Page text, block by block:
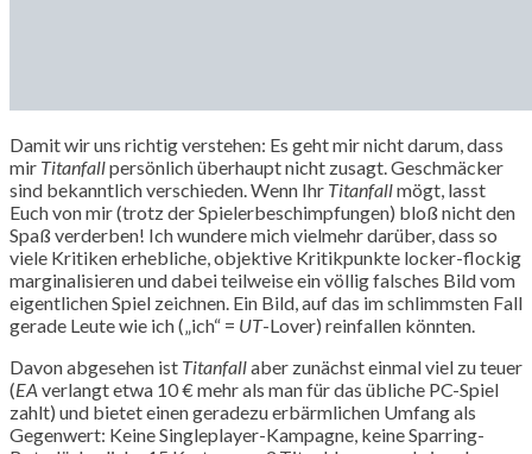
Damit wir uns richtig verstehen: Es geht mir nicht darum, dass
mir Titanfallpersönlich überhaupt nicht zusagt. Geschmäcker
sind bekanntlich verschieden. Wenn Ihr Titanfallmögt, lasst
Euch von mir (trotz der Spielerbeschimpfungen) bloß nicht den
Spaß verderben! Ich wundere mich vielmehr darüber, dass so
viele Kritiken erhebliche, objektive Kritikpunkte locker-flockig
marginalisieren und dabei teilweise ein völlig falsches Bild vom
eigentlichen Spiel zeichnen. Ein Bild, auf das im schlimmsten Fall
gerade Leute wie ich („ich“ = UT-Lover) reinfallen könnten.
Davon abgesehen ist Titanfallaber zunächst einmal viel zu teuer
(EA verlangt etwa 10 € mehr als man für das übliche PC-Spiel
zahlt) und bietet einen geradezu erbärmlichen Umfang als
Gegenwert: Keine Singleplayer-Kampagne, keine Sparring-